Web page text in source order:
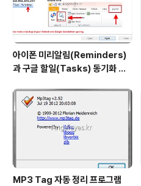
아이폰 미리알림(Reminders)
과 구글 할일(Tasks) 동기화 하
MP3 Tag 자동 정리 프로그램